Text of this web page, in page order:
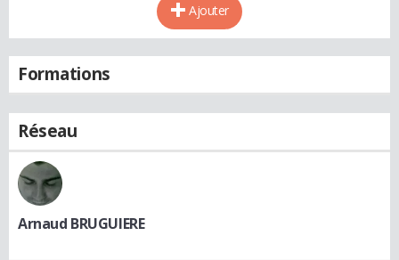
Ajouter
Formations
Réseau
Arnaud BRUGUIERE